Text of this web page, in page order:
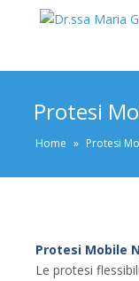
Protesi
Home » Protesi
Protesi Mobile
Le protesi